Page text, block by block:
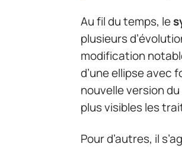
Au fil du temps, le
plusieurs
modification
d’une ellipse avec
nouvelle version
plus visibles les
Pour d’autres, il